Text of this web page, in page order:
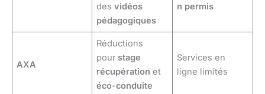
desvidéos
pédagogiques
n permis
AXA
Réductions
pour stage
récupération et
éco-conduite
Services en
ligne limités